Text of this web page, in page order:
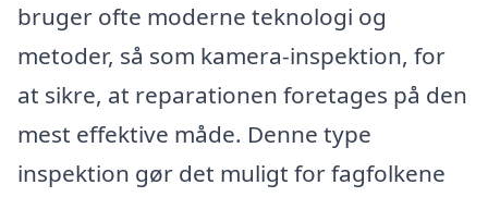
bruger ofte moderne teknologi og
metoder, så som kamera-inspektion, for
at sikre, at reparationen foretages på den
mest effektive måde. Denne type
inspektion gør det muligt for fagfolkene